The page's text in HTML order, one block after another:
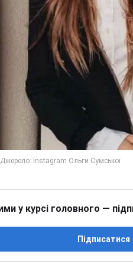
у курсі головного —
Підписатися